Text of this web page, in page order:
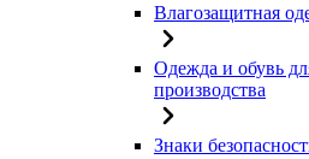
Влагозащитная
Одежда и обувь
производства
Знаки